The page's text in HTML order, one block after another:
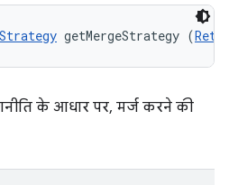
getMergeStrategy (
के आधार पर, मर्ज करने की